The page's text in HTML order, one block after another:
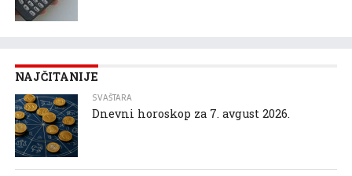
NAJČITANIJE
SVAŠTARA
Dnevni horoskop za 7. avgust 2026.